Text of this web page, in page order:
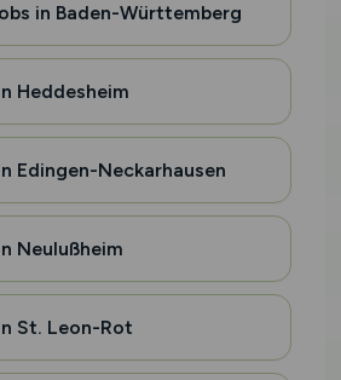
in Baden-Württemberg
Heddesheim
Edingen-Neckarhausen
Neulußheim
St. Leon-Rot